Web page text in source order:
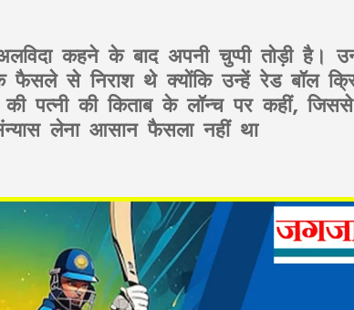
कहने के बाद अपनी चुप्पी तोड़ी है।
फैसले से निराश थे क्योंकि उन्हें रेड बॉल
पत्नी की किताब के लॉन्च पर कहीं,
लेना आसान फैसला नहीं था